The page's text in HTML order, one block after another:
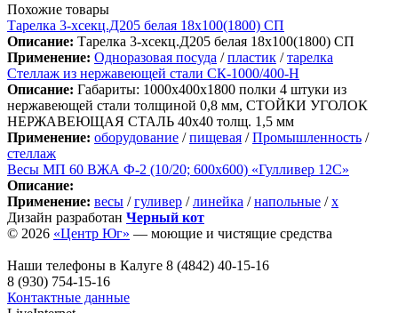
Похожие товары
Тарелка 3-хсекц.Д205 белая 18х100(1800) СП
Описание: Тарелка 3-хсекц.Д205 белая 18х100(1800) СП
Применение: Одноразовая посуда /пластик /тарелка
Стеллаж из нержавеющей стали СК-1000/400-Н
Описание: Габариты: 1000х400х1800 полки 4 штуки из
нержавеющей стали толщиной 0,8 мм, СТОЙКИ УГОЛОК
НЕРЖАВЕЮЩАЯ СТАЛЬ 40х40 толщ. 1,5 мм
Применение: оборудование /пищевая /Промышленность /
стеллаж
Весы МП 60 ВЖА Ф-2 (10/20; 600х600) «Гулливер 12С»
Описание:
Применение: весы /гуливер /линейка /напольные /х
Дизайн разработан Черный кот
© 2026 «Центр Юг» — моющие и чистящие средства
Наши телефоны в Калуге 8 (4842) 40-15-16
8 (930) 754-15-16
Контактные данные